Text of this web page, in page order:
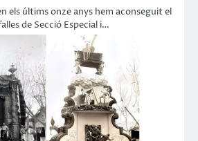
els últims onze anys hem aconseguit el
de Secció Especial i…